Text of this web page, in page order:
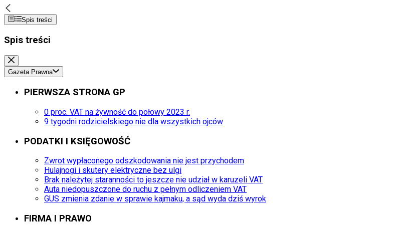
Spis treści
Spis treści
Gazeta Prawna
PIERWSZA STRONA GP
0 proc. VAT na żywność do połowy 2023 r.
9 tygodni rodzicielskiego nie dla wszystkich ojców
PODATKI I KSIĘGOWOŚĆ
Zwrot wypłaconego odszkodowania nie jest przychodem
Hulajnogi i skutery elektryczne bez ulgi
Brak należytej staranności to jeszcze nie udział w karuzeli VAT
Auta niedopuszczone do ruchu z pełnym odliczeniem VAT
GUS zmienia zdanie w sprawie kajmaku, a sąd wyda dziś wyrok
FIRMA I PRAWO